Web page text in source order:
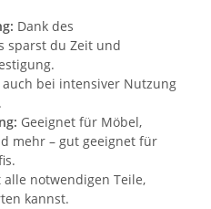
Dank des
sparst du Zeit und
auch bei intensiver Nutzung
Geeignet für Möbel,
mehr – gut geeignet für
alle notwendigen Teile,
kannst.